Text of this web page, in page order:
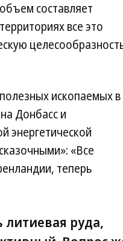
составляет
все это
ископаемых в
Донбасс и
энергетической
«Все
теперь
литиевая руда,